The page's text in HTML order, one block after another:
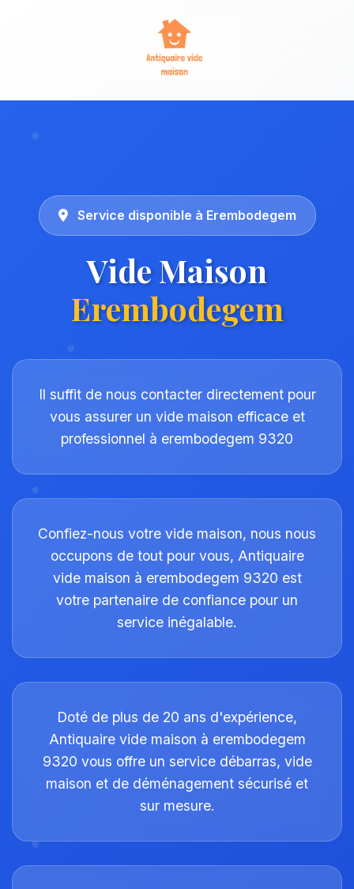
Service disponible à Erembodegem
Vide Maison
Erembodegem
Il suffit de nous contacter directement pour
vous assurer un vide maison efficace et
professionnel à erembodegem 9320
Confiez-nous votre vide maison, nous nous
occupons de tout pour vous, Antiquaire
vide maison à erembodegem 9320 est
votre partenaire de confiance pour un
service inégalable.
Doté de plus de 20 ans d'expérience,
Antiquaire vide maison à erembodegem
9320 vous offre un service débarras, vide
maison et de déménagement sécurisé et
sur mesure.